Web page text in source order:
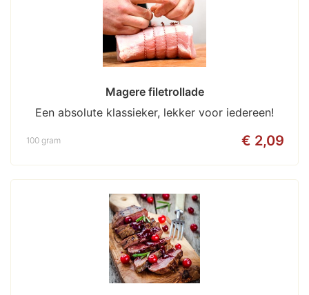
Magere filetrollade
Een absolute klassieker, lekker voor iedereen!
€ 2,09
100 gram